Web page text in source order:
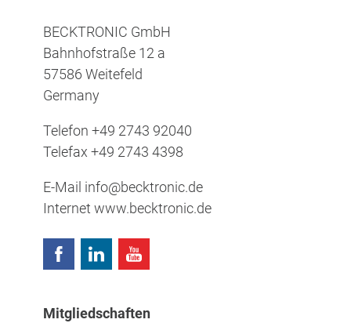
BECKTRONIC GmbH
Bahnhofstraße 12 a
57586 Weitefeld
Germany
Telefon +49 2743 92040
Telefax +49 2743 4398
E-Mail info@becktronic.de
Internet www.becktronic.de
Mitgliedschaften